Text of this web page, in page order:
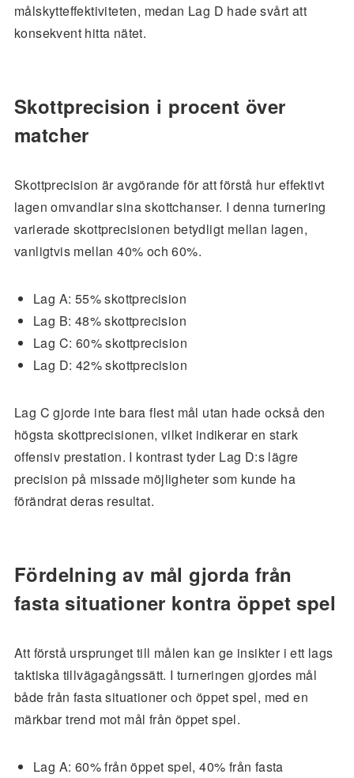
målskytteffektiviteten, medan Lag D hade svårt att
konsekvent hitta nätet.
Skottprecision i procent över
matcher
Skottprecision är avgörande för att förstå hur effektivt
lagen omvandlar sina skottchanser. I denna turnering
varierade skottprecisionen betydligt mellan lagen,
vanligtvis mellan 40% och 60%.
Lag A: 55% skottprecision
Lag B: 48% skottprecision
Lag C: 60% skottprecision
Lag D: 42% skottprecision
Lag C gjorde inte bara flest mål utan hade också den
högsta skottprecisionen, vilket indikerar en stark
offensiv prestation. I kontrast tyder Lag D:s lägre
precision på missade möjligheter som kunde ha
förändrat deras resultat.
Fördelning av mål gjorda från
fasta situationer kontra öppet spel
Att förstå ursprunget till målen kan ge insikter i ett lags
taktiska tillvägagångssätt. I turneringen gjordes mål
både från fasta situationer och öppet spel, med en
märkbar trend mot mål från öppet spel.
Lag A: 60% från öppet spel, 40% från fasta